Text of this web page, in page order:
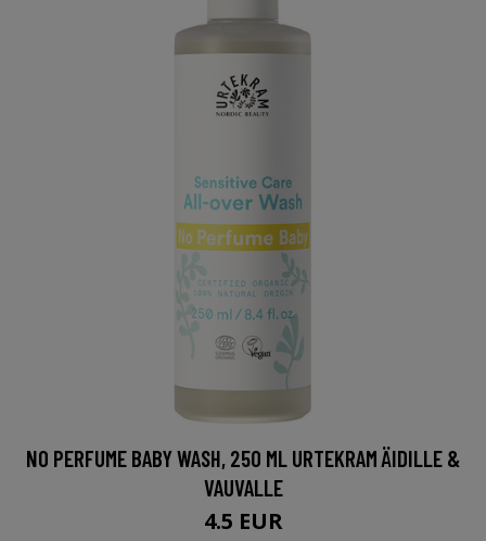
NO PERFUME BABY WASH, 250 ML URTEKRAM ÄIDILLE &
VAUVALLE
4.5 EUR